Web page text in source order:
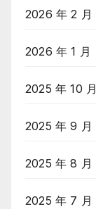
2026 年 2 月
2026 年 1 月
2025 年 10 月
2025 年 9 月
2025 年 8 月
2025 年 7 月